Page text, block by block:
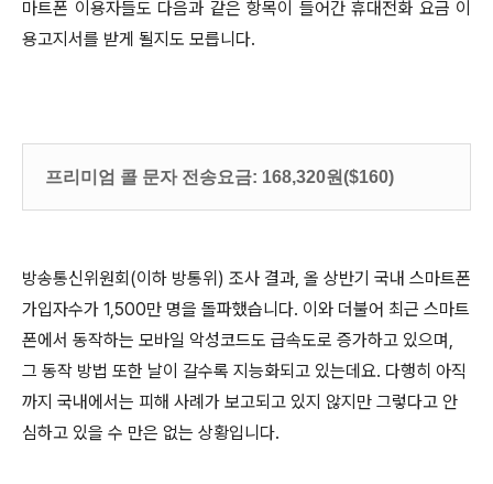
마트폰 이용자들도 다음과 같은 항목이 들어간 휴대전화 요금 이
용고지서를 받게 될지도 모릅니다.
프리미엄 콜 문자 전송요금: 168,320원($160)
방송통신위원회(이하 방통위) 조사 결과, 올 상반기 국내 스마트폰
가입자수가 1,500만 명을 돌파했습니다. 이와 더불어 최근 스마트
폰에서 동작하는 모바일 악성코드도 급속도로 증가하고 있으며,
그 동작 방법 또한 날이 갈수록 지능화되고 있는데요. 다행히 아직
까지 국내에서는 피해 사례가 보고되고 있지 않지만 그렇다고 안
심하고 있을 수 만은 없는 상황입니다.